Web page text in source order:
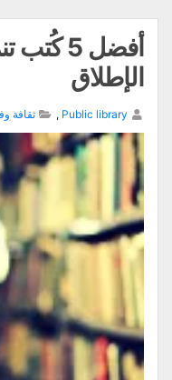
أفضل 5
الإطلاق
Public library
, ثقافة